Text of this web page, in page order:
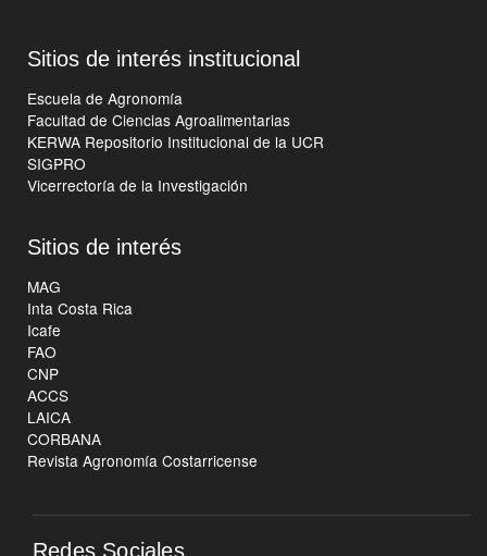
Sitios de interés institucional
Escuela de Agronomía
Facultad de Ciencias Agroalimentarias
KERWA Repositorio Institucional de la UCR
SIGPRO
Vicerrectoría de la Investigación
Sitios de interés
MAG
Inta Costa Rica
Icafe
FAO
CNP
ACCS
LAICA
CORBANA
Revista Agronomía Costarricense
Redes Sociales